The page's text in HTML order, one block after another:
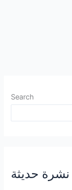
Search
نشرة حديثة